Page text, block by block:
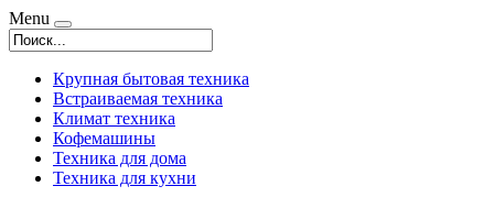
Menu
Крупная бытовая техника
Встраиваемая техника
Климат техника
Кофемашины
Техника для дома
Техника для кухни